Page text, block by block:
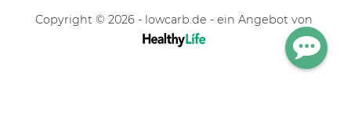
Copyright © 2026 - lowcarb.de - ein Angebot von